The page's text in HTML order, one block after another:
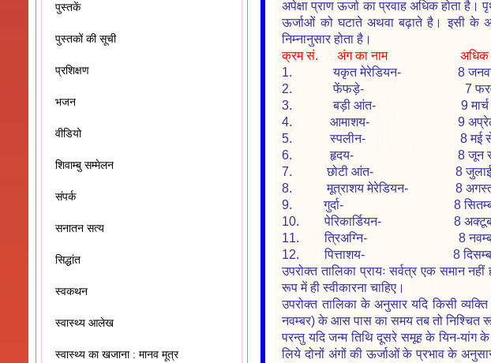
पुस्तकें
पुस्तकों की सूची
प्रशिक्षण
भजन
वीडियो
शिवाम्बु सम्मेलन
संपर्क
सनातन सत्य
सिद्धांत
स्वकथन
स्वास्थ्य आलेख
स्वास्थ्य का खजाना : मानव मूत्र
अपेक्षा प्राण ऊर्जा का प्रवाह अधिक होता
ऊर्जाओं को घटाते अथवा बढ़ाते है। इसी के
निम्नानुसार होता है।
क्रम सं. अंग का नाम अधिक ऊर्जा
1. यकृत मेरेडियन- 8 जनवरी से
2. फेंफड़े- 7 फरवरी से 8
3. बड़ी आंत- 9 मार्च से 8
4. आमाशय- 9 अप्रेल से 7
5. स्पलीन- 8 मई से 7
6. हृदय- 8 जून से 7
7. छोटी आंत- 8 जुलाई से 7
8. मूत्राशय मेरेडियन- 8 अगस्त से
9. गुर्दा- 8 सितम्बर से 7
10. पेरिकार्डियन- 8 अक्टूबर से
11. त्रिअग्नि- 8 नवम्बर से 7
12. पित्ताशय- 8 दिसम्बर से
उपरोक्त तालिका प्रायः सर्वत्र एक समान
रूप में ही स्वीकारना चाहिए।
उपरोक्त तालिका के अनुसार यदि किसी
नवम्बर) के आस पास का समय तब तो निश्चित
परन्तु यदि जन्म तिथि दूसरे समूह के यिन-
लिये दोनों अंगों की ऊर्जाओं के प्रभाव के